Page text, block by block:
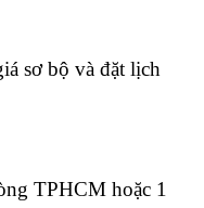
sơ bộ và đặt lịch
TPHCM hoặc 1